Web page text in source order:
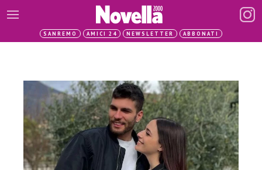
SANREMO AMICI 24 NEWSLETTER ABBONATI